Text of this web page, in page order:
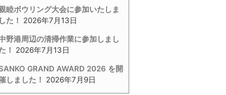
睦ボウリング大会に参加いたしま
た！ 2026年7月13日
野港周辺の清掃作業に参加しまし
！ 2026年7月13日
GRAND AWARD 2026 を開
しました！ 2026年7月9日